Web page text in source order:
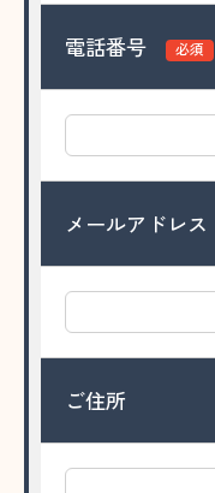
電話番号 必須
メールアドレス
ご住所